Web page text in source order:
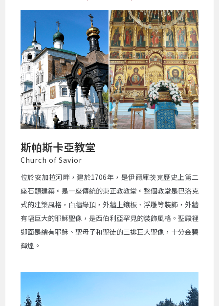
斯帕斯卡亞教堂
Church of Savior
位於安加拉河畔，建於1706年，是伊爾庫茨克歷史上第二
座石頭建築。是一座傳統的東正教教堂。整個教堂是巴洛克
式的建築風格，白牆綠頂，外牆上鑲板、浮雕等裝飾，外牆
有幅巨大的耶穌聖像，是西伯利亞罕見的裝飾風格。聖殿裡
迎面是繪有耶穌、聖母子和聖徒的三排巨大聖像，十分金碧
輝煌。